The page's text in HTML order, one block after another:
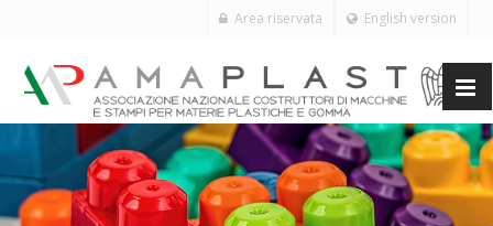
English version
Area riservata